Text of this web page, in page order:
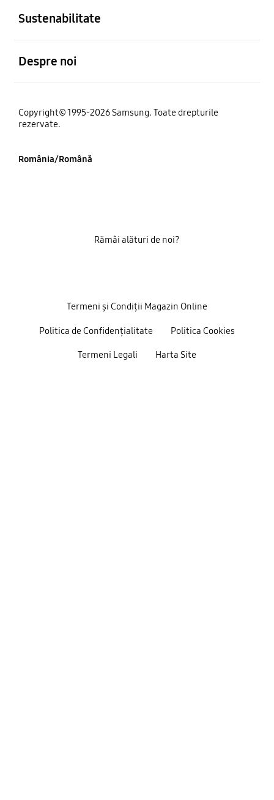
Sustenabilitate
Despre noi
Copyright© 1995-2026 Samsung. Toate drepturile
rezervate.
România/Română
Termeni și Condiții Magazin Online
Politica de Confidențialitate Politica Cookies
Termeni Legali Harta Site
Rămâi alături de noi?